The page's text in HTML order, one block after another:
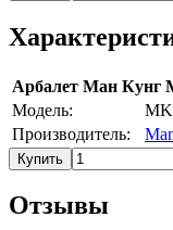
Арбалет Ман Кунг
Модель:
Производитель:
Купить
Отзывы